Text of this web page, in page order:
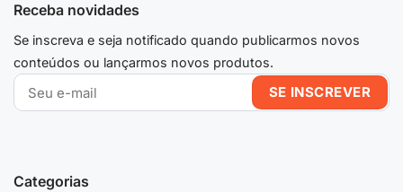
Categorias
Receba novidades
Se inscreva e seja notificado quando publicarmos novos
conteúdos ou lançarmos novos produtos.